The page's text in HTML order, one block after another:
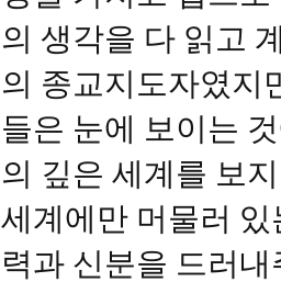
의 생각을 다 읽고
의 종교지도자였지
들은 눈에 보이는
의 깊은 세계를 보
세계에만 머물러
력과 신분을 드러